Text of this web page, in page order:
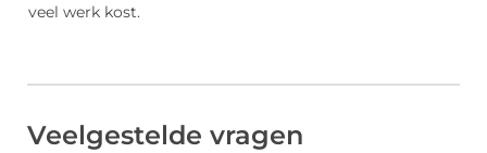
veel werk kost.
Veelgestelde vragen